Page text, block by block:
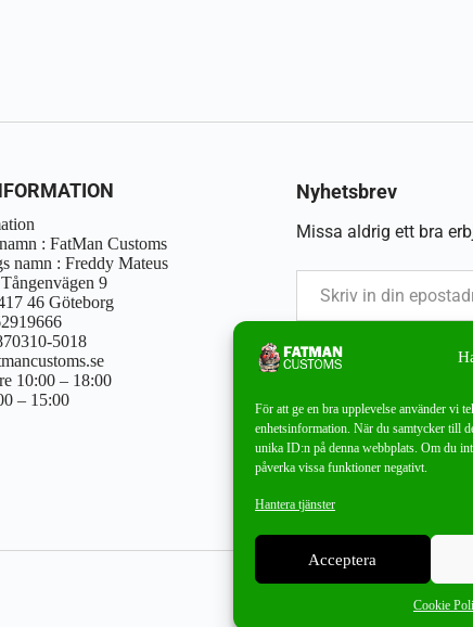
För att ge en bra upplevelse använder vi
enhetsinformation. När du samtycker till
unika ID:n på denna webbplats. Om du
påverka vissa funktioner negativt.
Hantera tjänster
Acceptera
Cookie
: FatMan Customs
namn : Freddy Mateus
9
46 Göteborg
5018
10:00 – 18:00
– 15:00
Nyhetsbrev
Missa aldrig ett bra